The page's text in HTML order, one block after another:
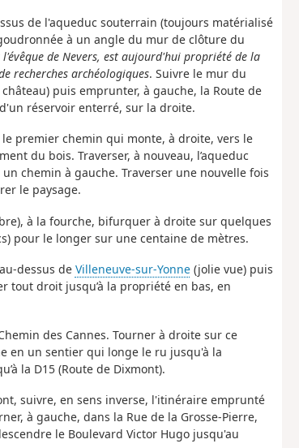
de l'aqueduc souterrain (toujours matérialisé
à un angle du mur de clôture du
de Nevers, est aujourd'hui propriété de la
recherches archéologiques. Suivre le mur du
puis emprunter, à gauche, la Route de
réservoir enterré, sur la droite.
premier chemin qui monte, à droite, vers le
du bois. Traverser, à nouveau, l’aqueduc
chemin à gauche. Traverser une nouvelle fois
le paysage.
à la fourche, bifurquer à droite sur quelques
pour le longer sur une centaine de mètres.
dessus de Villeneuve-sur-Yonne(jolie vue) puis
tout droit jusqu’à la propriété en bas, en
des Cannes. Tourner à droite sur ce
en un sentier qui longe le ru jusqu'à la
la D15 (Route de Dixmont).
suivre, en sens inverse, l'itinéraire emprunté
à gauche, dans la Rue de la Grosse-Pierre,
le Boulevard Victor Hugo jusqu'au